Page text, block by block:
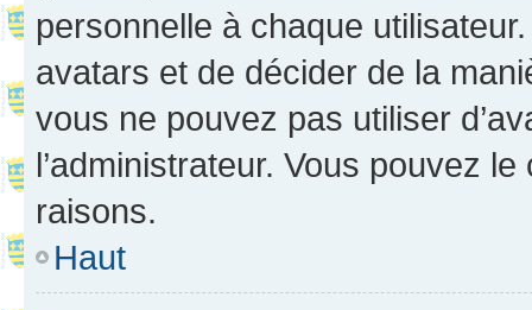
personnelle à chaque utilisateur.
avatars et de décider de la
vous ne pouvez pas utiliser
l’administrateur. Vous pouvez
raisons.
Haut